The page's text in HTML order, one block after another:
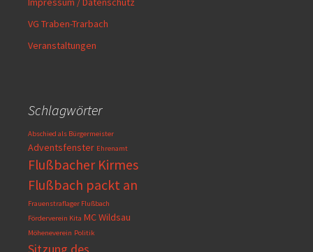
VG Traben-Trarbach
Veranstaltungen
Schlagwörter
Abschied als Bürgermeister
Adventsfenster Ehrenamt
Flußbacher Kirmes
Flußbach packt an
Frauenstraflager Flußbach
Förderverein Kita MC Wildsau
Möheneverein Politik